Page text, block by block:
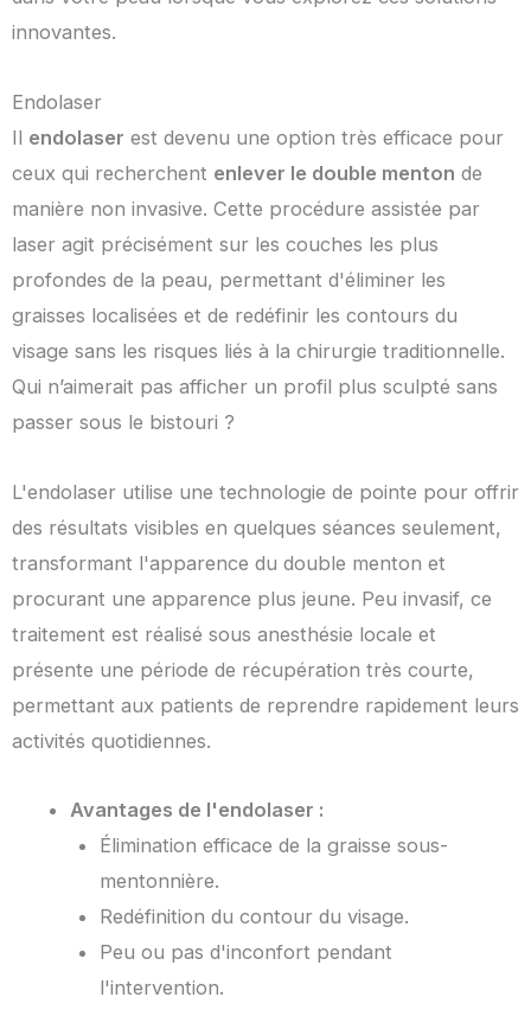
innovantes.
Endolaser
Il endolaser est devenu une option très efficace pour
ceux qui recherchent enlever le double menton de
manière non invasive. Cette procédure assistée par
laser agit précisément sur les couches les plus
profondes de la peau, permettant d'éliminer les
graisses localisées et de redéfinir les contours du
visage sans les risques liés à la chirurgie traditionnelle.
Qui n’aimerait pas afficher un profil plus sculpté sans
passer sous le bistouri ?
L'endolaser utilise une technologie de pointe pour offrir
des résultats visibles en quelques séances seulement,
transformant l'apparence du double menton et
procurant une apparence plus jeune. Peu invasif, ce
traitement est réalisé sous anesthésie locale et
présente une période de récupération très courte,
permettant aux patients de reprendre rapidement leurs
activités quotidiennes.
Avantages de l'endolaser :
Élimination efficace de la graisse sous-
mentonnière.
Redéfinition du contour du visage.
Peu ou pas d'inconfort pendant
l'intervention.